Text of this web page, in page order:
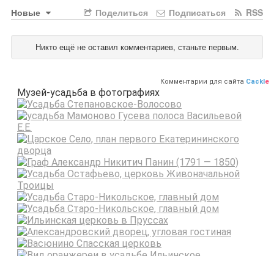
Новые RSS
Подписаться
Поделиться
Никто ещё не оставил комментариев, станьте первым.
Комментарии для сайта Cackl e
Музей-усадьба в фотографиях